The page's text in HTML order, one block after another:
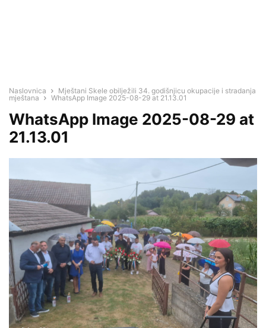
Naslovnica
Mještani Skele obilježili 34. godišnjicu okupacije i stradanja
mještana
WhatsApp Image 2025-08-29 at 21.13.01
WhatsApp Image 2025-08-29 at
21.13.01